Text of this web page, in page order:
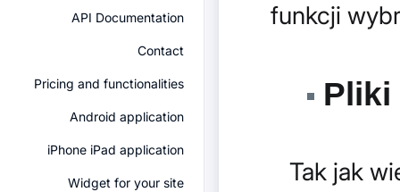
API Documentation
Contact
Pricing and functionalities
Android application
iPhone iPad application
Widget for your site
funkcji
Pliki
Tak jak